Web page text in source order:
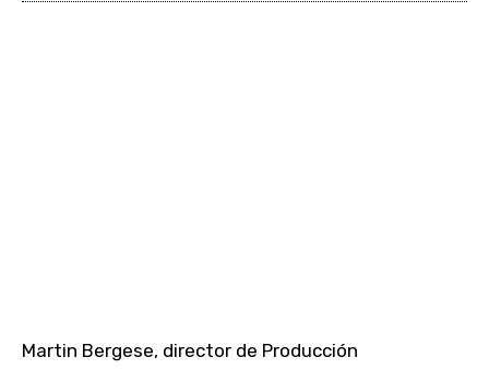
Martin Bergese, director de Producción